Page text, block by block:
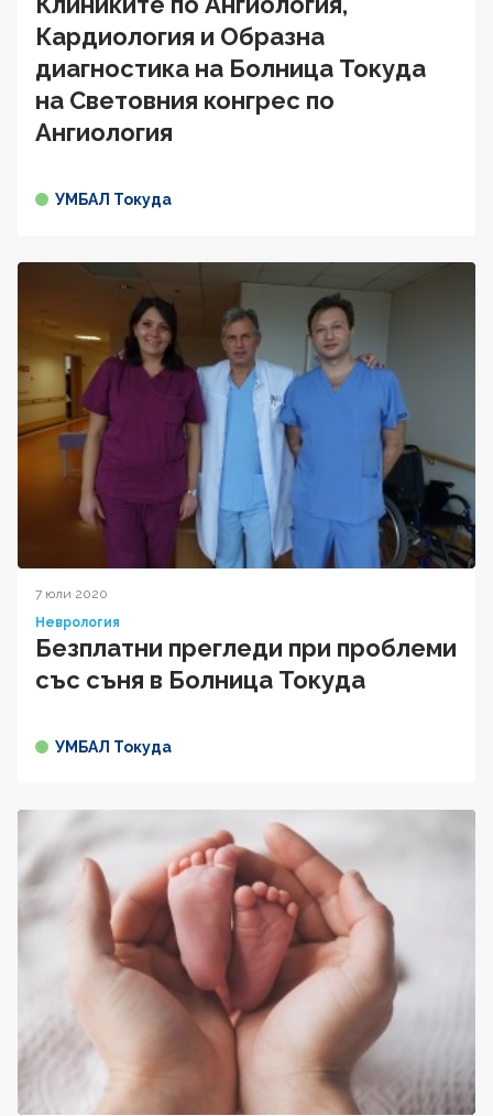
Кардиология и Образна
диагностика на Болница Токуда
на Световния конгрес по
Ангиология
УМБАЛ Токуда
7 юли 2020
Неврология
Безплатни прегледи при проблеми
със съня в Болница Токуда
УМБАЛ Токуда